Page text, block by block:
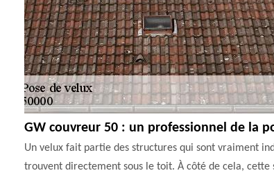
GW couvreur 50 : un professionnel de la
Un velux fait partie des structures qui sont vraiment
trouvent directement sous le toit. À côté de cela,